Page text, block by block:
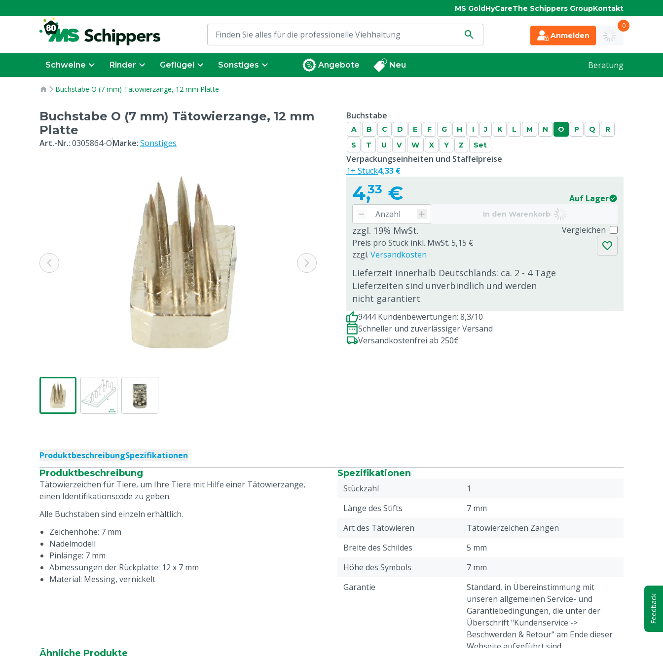
MS GoldHyCareThe Schippers GroupKontakt
Anmelden
0
Schweine Rinder Geflügel Sonstiges Angebote Neu Beratung
Buchstabe O (7 mm) Tätowierzange, 12 mm Platte
Buchstabe O (7 mm) Tätowierzange, 12 mm
Platte
Art.-Nr.: 0305864-OMarke: Sonstiges
Buchstabe
A B C D E F G H I J K L M N O P Q
R
S
T U V W X Y Z Set
4,33 € Auf Lager
In den Warenkorb
zzgl. 19% MwSt.
Preis pro Stück inkl. MwSt. 5,15 €
zzgl. Versandkosten
Lieferzeit innerhalb Deutschlands: ca. 2 - 4 Tage
Lieferzeiten sind unverbindlich und werden
nicht garantiert
Vergleichen
Verpackungseinheiten und Staffelpreise
1+ Stück4,33 €
9444 Kundenbewertungen: 8,3/10
Schneller und zuverlässiger Versand
Versandkostenfrei ab 250€
ProduktbeschreibungSpezifikationen
Produktbeschreibung
Tätowierzeichen für Tiere, um Ihre Tiere mit Hilfe einer Tätowierzange,
einen Identifikationscode zu geben.
Alle Buchstaben sind einzeln erhältlich.
Zeichenhöhe: 7 mm
Nadelmodell
Pinlänge: 7 mm
Abmessungen der Rückplatte: 12 x 7 mm
Material: Messing, vernickelt
Spezifikationen
Stückzahl
1
Länge des Stifts
7 mm
Art des Tätowieren
Tätowierzeichen Zangen
Breite des Schildes
5 mm
Höhe des Symbols
7 mm
Garantie
Standard, in Übereinstimmung mit
unseren allgemeinen Service- und
Garantiebedingungen, die unter der
Überschrift "Kundenservice ->
Beschwerden & Retour" am Ende dieser
Webseite aufgeführt sind.
Ähnliche Produkte
Feedback